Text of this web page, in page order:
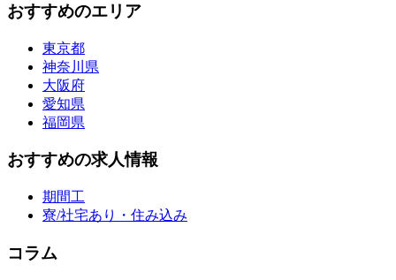
おすすめのエリア
東京都
神奈川県
大阪府
愛知県
福岡県
おすすめの求人情報
期間工
寮/社宅あり・住み込み
コラム